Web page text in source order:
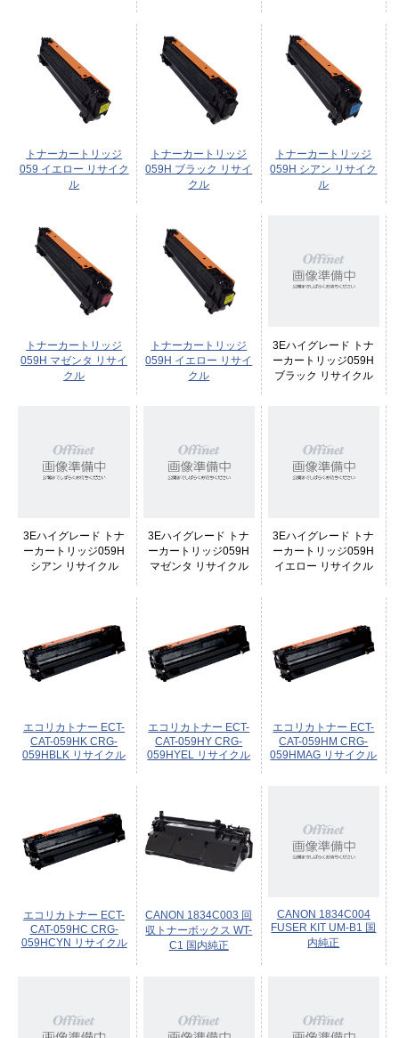
トナーカートリッジ
059 イエロー リサイク
ル
トナーカートリッジ
059H ブラック リサイ
クル
トナーカートリッジ
059H シアン リサイク
ル
トナーカートリッジ
059H マゼンタ リサイ
クル
トナーカートリッジ
059H イエロー リサイ
クル
3Eハイグレード トナ
ーカートリッジ059H
ブラック リサイクル
3Eハイグレード トナ
ーカートリッジ059H
シアン リサイクル
3Eハイグレード トナ
ーカートリッジ059H
マゼンタ リサイクル
3Eハイグレード トナ
ーカートリッジ059H
イエロー リサイクル
エコリカトナー ECT-
CAT-059HK CRG-
059HBLK リサイクル
エコリカトナー ECT-
CAT-059HY CRG-
059HYEL リサイクル
エコリカトナー ECT-
CAT-059HM CRG-
059HMAG リサイクル
エコリカトナー ECT-
CAT-059HC CRG-
059HCYN リサイクル
CANON 1834C003 回
収トナーボックス WT-
C1 国内純正
CANON 1834C004
FUSER KIT UM-B1 国
内純正